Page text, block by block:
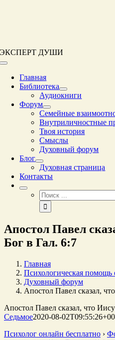
ЭКСПЕРТ ДУШИ
Переключение
навигацииГлавная
Библиотека
Аудиокниги
Форум
Семейные
Внутриличностные
Твоя история
Смыслы
Духовный форум
Блог
Духовная страница
Контакты
Результат
поиска:
Апостол Павел
Бог в Гал. 6:7
Главная
Психологическая помощь
Духовный форум
Апостол Павел сказал,
Апостол Павел сказал, что
Седьмое2020-08-
Психолог онлайн бесплатно ›